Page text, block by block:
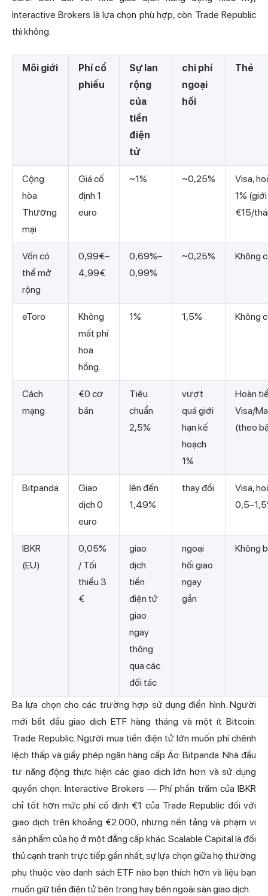
Interactive Brokers là lựa chọn phù hợp, còn Trade Republic
thì không.
Môi giới
Phí cổ
phiếu
Sự lan
rộng
của
tiền
điện
tử
chi phí
ngoại
hối
Thẻ
Cộng
hòa
Thương
mại
Giá cố
định 1
euro
~1% ~0,25%
Visa,
1%
€15/
Vốn có
thể mở
rộng
0,99€–
4,99€
0,69%–
0,99%
~0,25% Không
eToro
Không
mất phí
hoa
hồng.
1% 1,5% Không
Cách
mạng
€0 cơ
bản
Tiêu
chuẩn
2,5%
vượt
quá giới
hạn kế
hoạch
1%
Hoàn
Visa/
(theo
Bitpanda
Giao
dịch 0
euro
lên đến
1,49%
thay đổi
Visa,
IBKR
(EU)
0,05%
/ Tối
thiểu 3
€
giao
dịch
tiền
điện tử
giao
ngay
thông
qua các
đối tác
ngoại
hối giao
ngay
gần
Không
Ba lựa chọn cho các trường hợp sử dụng điển hình. Người
mới bắt đầu giao dịch ETF hàng tháng và một ít Bitcoin:
Trade Republic. Người mua tiền điện tử lớn muốn phí chênh
lệch thấp và giấy phép ngân hàng cấp Áo: Bitpanda. Nhà đầu
tư năng động thực hiện các giao dịch lớn hơn và sử dụng
quyền chọn: Interactive Brokers — Phí phần trăm của IBKR
chỉ tốt hơn mức phí cố định €1 của Trade Republic đối với
giao dịch trên khoảng €2.000, nhưng nền tảng và phạm vi
sản phẩm của họ ở một đẳng cấp khác. Scalable Capital là đối
thủ cạnh tranh trực tiếp gần nhất; sự lựa chọn giữa họ thường
phụ thuộc vào danh sách ETF nào bạn thích hơn và liệu bạn
muốn giữ tiền điện tử bên trong hay bên ngoài sàn giao dịch.